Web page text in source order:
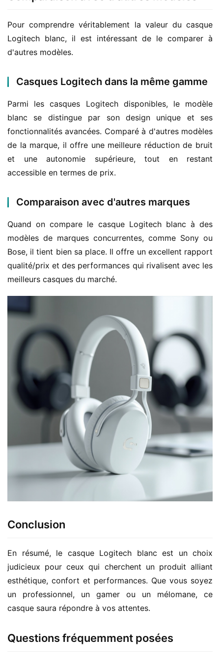
Pour comprendre véritablement la valeur du casque
Logitech blanc, il est intéressant de le comparer à
d'autres modèles.
Casques Logitech dans la même gamme
Parmi les casques Logitech disponibles, le modèle
blanc se distingue par son design unique et ses
fonctionnalités avancées. Comparé à d'autres modèles
de la marque, il offre une meilleure réduction de bruit
et une autonomie supérieure, tout en restant
accessible en termes de prix.
Comparaison avec d'autres marques
Quand on compare le casque Logitech blanc à des
modèles de marques concurrentes, comme Sony ou
Bose, il tient bien sa place. Il offre un excellent rapport
qualité/prix et des performances qui rivalisent avec les
meilleurs casques du marché.
Conclusion
En résumé, le casque Logitech blanc est un choix
judicieux pour ceux qui cherchent un produit alliant
esthétique, confort et performances. Que vous soyez
un professionnel, un gamer ou un mélomane, ce
casque saura répondre à vos attentes.
Questions fréquemment posées